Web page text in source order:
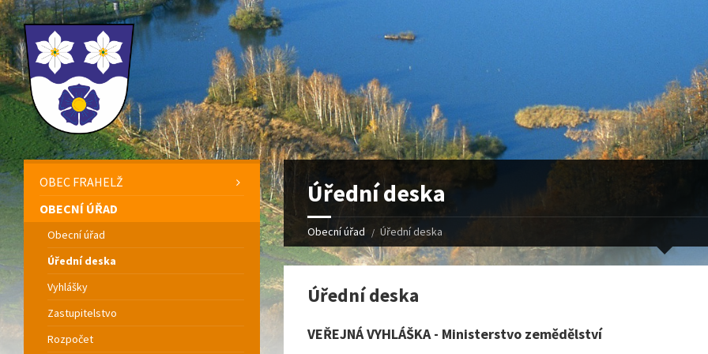
Úřední deska
Obecní úřad Úřední deska
Úřední deska
VEŘEJNÁ VYHLÁŠKA - Ministerstvo zemědělství
OBEC FRAHELŽ
OBECNÍ ÚŘAD
Obecní úřad
Úřední deska
Vyhlášky
Zastupitelstvo
Rozpočet